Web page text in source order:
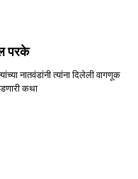
परके
नातवंडांनी त्यांना दिलेली वागणूक
कथा